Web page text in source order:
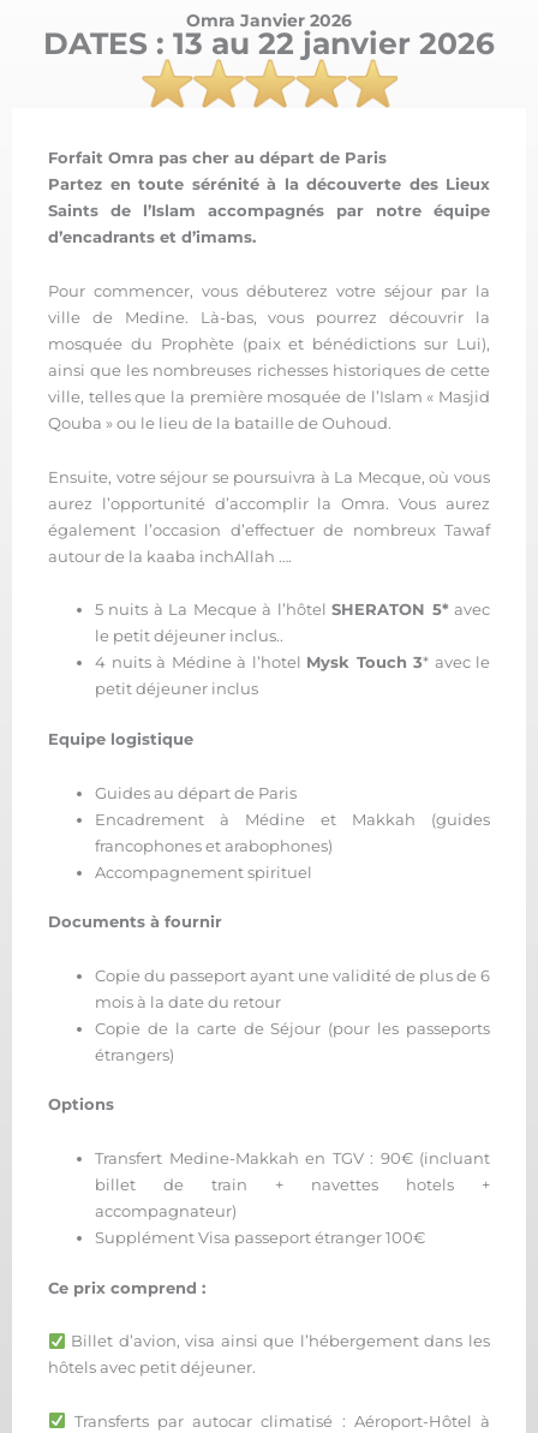
Omra Janvier 2026
DATES : 13 au 22 janvier 2026
Forfait Omra pas cher au départ de Paris
Partez en toute sérénité à la découverte des Lieux
Saints de l’Islam accompagnés par notre équipe
d’encadrants et d’imams.
Pour commencer, vous débuterez votre séjour par la
ville de Medine. Là-bas, vous pourrez découvrir la
mosquée du Prophète (paix et bénédictions sur Lui),
ainsi que les nombreuses richesses historiques de cette
ville, telles que la première mosquée de l’Islam « Masjid
Qouba » ou le lieu de la bataille de Ouhoud.
Ensuite, votre séjour se poursuivra à La Mecque, où vous
aurez l’opportunité d’accomplir la Omra. Vous aurez
également l’occasion d’effectuer de nombreux Tawaf
autour de la kaaba inchAllah ….
5 nuits à La Mecque à l’hôtelSHERATON 5* avec
le petit déjeuner inclus..
4 nuits à Médine à l’hotel Mysk Touch 3* avec le
petit déjeuner inclus
Equipe logistique
Guides au départ de Paris
Encadrement à Médine et Makkah (guides
francophones et arabophones)
Accompagnement spirituel
Documents à fournir
Copie du passeport ayant une validité de plus de 6
mois à la date du retour
Copie de la carte de Séjour (pour les passeports
étrangers)
Options
Transfert Medine-Makkah en TGV : 90€ (incluant
billet de train + navettes hotels +
accompagnateur)
Supplément Visa passeport étranger 100€
Ce prix comprend :
Billet d’avion, visa ainsi que l’hébergement dans les
hôtels avec petit déjeuner.
Transferts par autocar climatisé : Aéroport-Hôtel à